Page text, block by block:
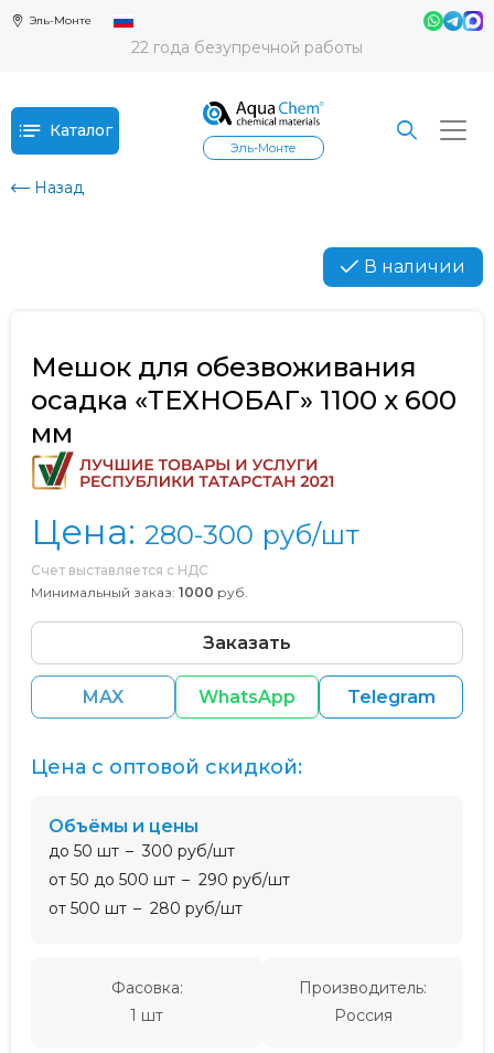
Эль-Монте
22 года безупречной работы
Каталог
Эль-Монте
Назад
В наличии
Мешок для обезвоживания
осадка «ТЕХНОБАГ» 1100 х 600
мм
Цена: 280-300 руб/шт
Счет выставляется с НДС
Минимальный заказ: 1000 руб.
Заказать
MAX WhatsApp Telegram
Фасовка:
1 шт
Производитель:
Россия
Цена с оптовой скидкой:
Объёмы и цены
до 50 шт
300 руб/шт
от 50 до 500 шт
290 руб/шт
от 500 шт
280 руб/шт